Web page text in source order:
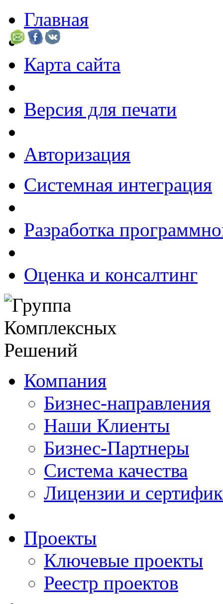
Главная
Карта сайта
Версия для печати
Авторизация
Системная интеграция
Разработка
Оценка и консалтинг
Компания
Бизнес-направления
Наши Клиенты
Бизнес-Партнеры
Система качества
Лицензии и
Проекты
Ключевые проекты
Реестр проектов